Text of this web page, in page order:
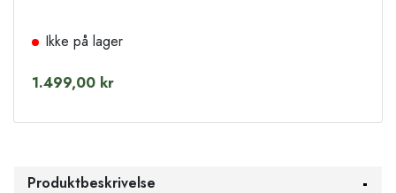
Ikke på lager
1.499,00 kr
Produktbeskrivelse